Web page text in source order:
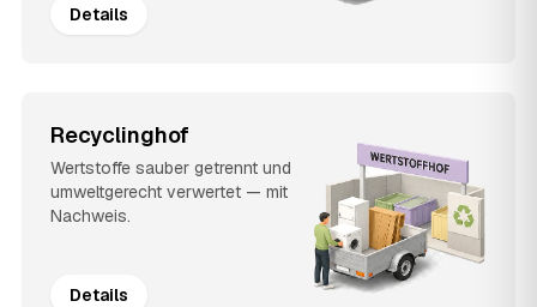
Details
Recyclinghof
Wertstoffe sauber getrennt und
umweltgerecht verwertet — mit
Nachweis.
Details